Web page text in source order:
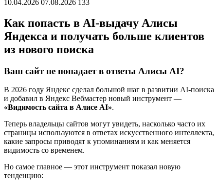
10.04.2026 07.08.2026 133
Как попасть в AI-выдачу Алисы
Яндекса и получать больше клиентов
из нового поиска
Ваш сайт не попадает в ответы Алисы AI?
В 2026 году Яндекс сделал большой шаг в развитии AI-поиска
и добавил в Яндекс Вебмастер новый инструмент —
«Видимость сайта в Алисе AI».
Теперь владельцы сайтов могут увидеть, насколько часто их
страницы используются в ответах искусственного интеллекта,
какие запросы приводят к упоминаниям и как меняется
видимость со временем.
Но самое главное — этот инструмент показал новую
тенденцию: